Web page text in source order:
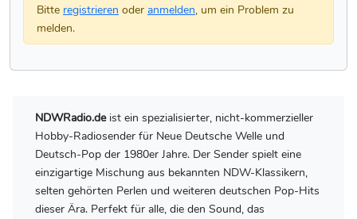
Bitte registrieren oder anmelden, um ein Problem zu
melden.
NDWRadio.deist ein spezialisierter, nicht-kommerzieller
Hobby-Radiosender für Neue Deutsche Welle und
Deutsch-Pop der 1980er Jahre. Der Sender spielt eine
einzigartige Mischung aus bekannten NDW-Klassikern,
selten gehörten Perlen und weiteren deutschen Pop-Hits
dieser Ära. Perfekt für alle, die den Sound, das